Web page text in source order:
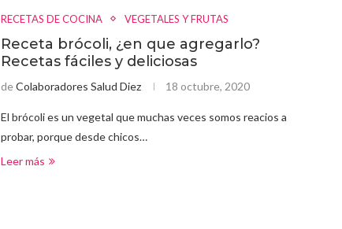
RECETAS DE COCINA VEGETALES Y FRUTAS
Receta brócoli, ¿en que agregarlo?
Recetas fáciles y deliciosas
deColaboradores Salud Diez 18 octubre, 2020
El brócoli es un vegetal que muchas veces somos reacios a
probar, porque desde chicos…
Leer más